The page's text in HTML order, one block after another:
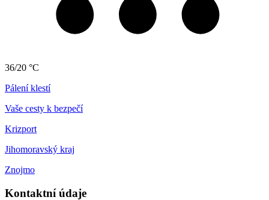
36/20 °C
Pálení klestí
Vaše cesty k bezpečí
Krizport
Jihomoravský kraj
Znojmo
Kontaktní údaje